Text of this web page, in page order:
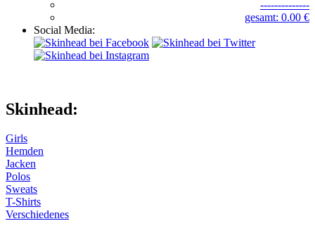
--------------
gesamt: 0.00 €
Social Media:
Skinhead:
Girls
Hemden
Jacken
Polos
Sweats
T-Shirts
Verschiedenes